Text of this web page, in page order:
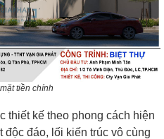
tiền chính
thiết kế theo phong cách hiện
đáo, lối kiến trúc vô cùng